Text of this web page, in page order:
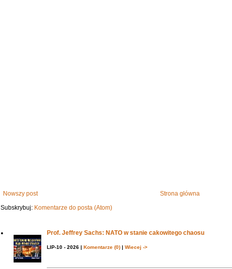
Nowszy post
Strona główna
Subskrybuj: Komentarze do posta (Atom)
Prof. Jeffrey Sachs: NATO w stanie cakowitego chaosu
LIP-10 - 2026 | Komentarze (0)| Wiecej ->